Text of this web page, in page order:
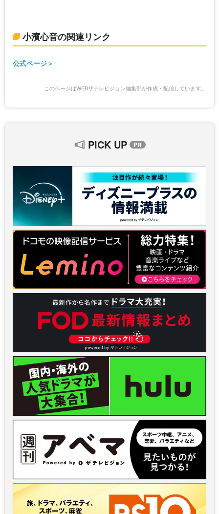
小濱心音の関連リンク
公式ページ
このページはWEBザテレビジョン編集部が作成・配信しています。
PICK UP